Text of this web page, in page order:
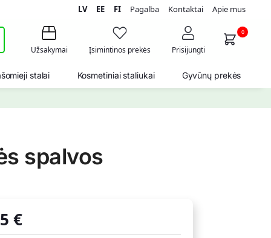
LV EE FI Pagalba Kontaktai Apie mus
Užsakymai Įsimintinos prekės Prisijungti
0
stalai Kosmetiniai staliukai Gyvūnų prekės
spalvos
€